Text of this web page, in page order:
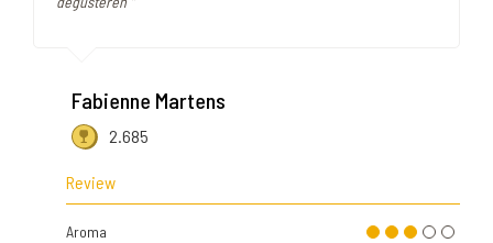
Fabienne Martens
2.685
Review
Aroma